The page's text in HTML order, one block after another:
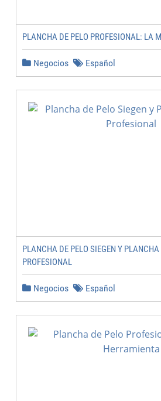
PLANCHA DE PELO PROFESIONAL: LA
Negocios Español
PLANCHA DE PELO SIEGEN Y PLANCHA
PROFESIONAL
Negocios Español